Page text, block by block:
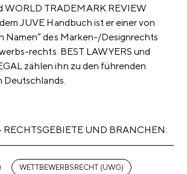
WORLD TRADEMARK REVIEW
JUVE Handbuch ist er einer von
Namen“ des Marken-/Designrechts
rechts. BEST LAWYERS und
zählen ihn zu den führenden
RECHTSGEBIETE UND BRANCHEN:
WETTBEWERBSRECHT (UWG)